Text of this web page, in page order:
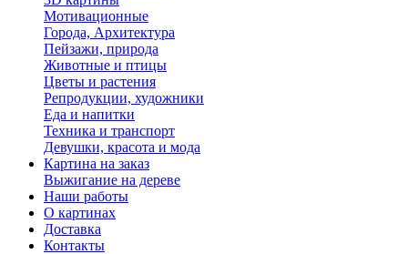
Мотивационные
Города, Архитектура
Пейзажи, природа
Животные и птицы
Цветы и растения
Репродукции, художники
Еда и напитки
Техника и транспорт
Девушки, красота и мода
Картина на заказ
Выжигание на дереве
Наши работы
О картинах
Доставка
Контакты